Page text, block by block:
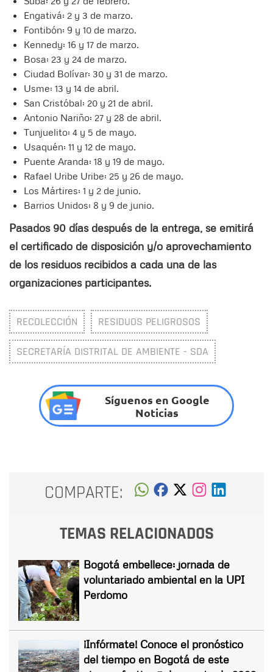
Engativá: 2 y 3 de marzo.
Fontibón: 9 y 10 de marzo.
Kennedy: 16 y 17 de marzo.
Bosa: 23 y 24 de marzo.
Ciudad Bolívar: 30 y 31 de marzo.
Usme: 13 y 14 de abril.
San Cristóbal: 20 y 21 de abril.
Antonio Nariño: 27 y 28 de abril.
Tunjuelito: 4 y 5 de mayo.
Usaquén: 11 y 12 de mayo.
Puente Aranda: 18 y 19 de mayo.
Rafael Uribe Uribe: 25 y 26 de mayo.
Los Mártires: 1 y 2 de junio.
Barrios Unidos: 8 y 9 de junio.
Pasados 90 días después de la entrega, se emitirá
el certificado de disposición y/o aprovechamiento
de los residuos recibidos a cada una de las
organizaciones participantes.
RECOLECCIÓN RESIDUOS PELIGROSOS
SECRETARÍA DISTRITAL DE AMBIENTE - SDA
Síguenos en Google
Noticias
COMPARTE:
TEMAS RELACIONADOS
Bogotá embellece: jornada de
voluntariado ambiental en la UPI
Perdomo
¡Infórmate! Conoce el pronóstico
del tiempo en Bogotá de este